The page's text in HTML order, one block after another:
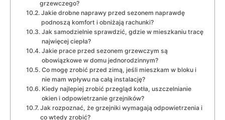
grzewczego?
Jakie drobne naprawy przed sezonem naprawdę
podnoszą komfort i obniżają rachunki?
Jak samodzielnie sprawdzić, gdzie w mieszkaniu tracę
najwięcej ciepła?
Jakie prace przed sezonem grzewczym są
obowiązkowe w domu jednorodzinnym?
Co mogę zrobić przed zimą, jeśli mieszkam w bloku i
nie mam wpływu na całą instalację?
Kiedy najlepiej zrobić przegląd kotła, uszczelnianie
okien i odpowietrzanie grzejników?
Jak rozpoznać, że grzejniki wymagają odpowietrzenia i
co wtedy zrobić?